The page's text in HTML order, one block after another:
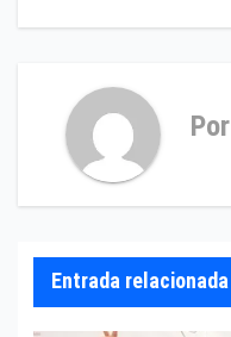
Por
Entrada relacionada